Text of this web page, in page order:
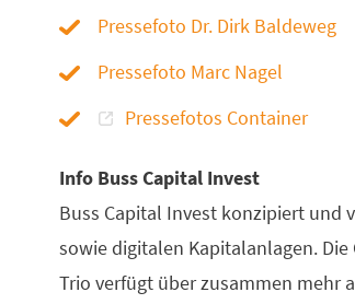
Pressefoto Dr. Dirk Baldeweg
Pressefoto Marc Nagel
Pressefotos Container
Info Buss Capital Invest
Buss Capital Invest konzipiert und
sowie digitalen Kapitalanlagen.
Trio verfügt über zusammen mehr